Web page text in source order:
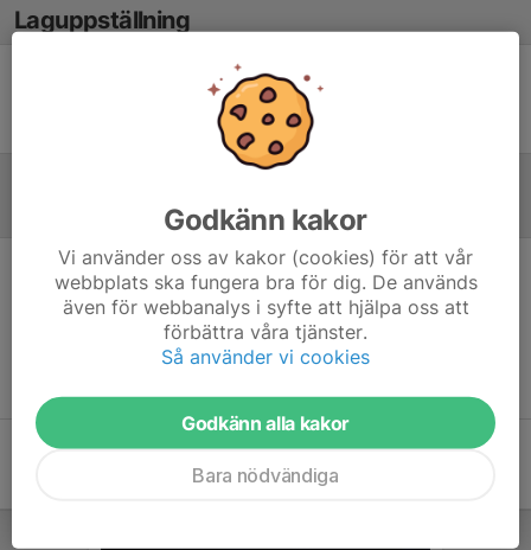
Laguppställning
Ingen uppställning ifylld
Inget referat skrivet
Godkänn kakor
Vi använder oss av kakor (cookies) för att vår
webbplats ska fungera bra för dig. De används
även för webbanalys i syfte att hjälpa oss att
förbättra våra tjänster.
Så använder vi cookies
Godkänn alla kakor
Bara nödvändiga